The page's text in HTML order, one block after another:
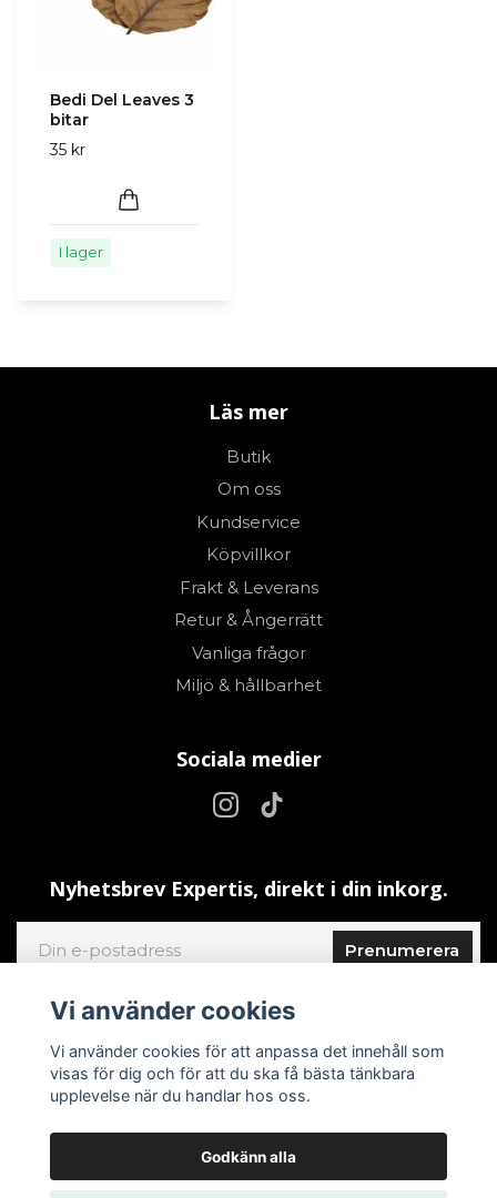
Bedi Del Leaves 3
bitar
35 kr
I lager
Läs mer
Butik
Om oss
Kundservice
Köpvillkor
Frakt & Leverans
Retur & Ångerrätt
Vanliga frågor
Miljö & hållbarhet
Sociala medier
Nyhetsbrev Expertis, direkt i din inkorg.
Prenumerera
© 2026 ShrimpDelight–Powered by Quickbutik
Vi använder cookies
Vi använder cookies för att anpassa det innehåll som
visas för dig och för att du ska få bästa tänkbara
upplevelse när du handlar hos oss.
Godkänn alla